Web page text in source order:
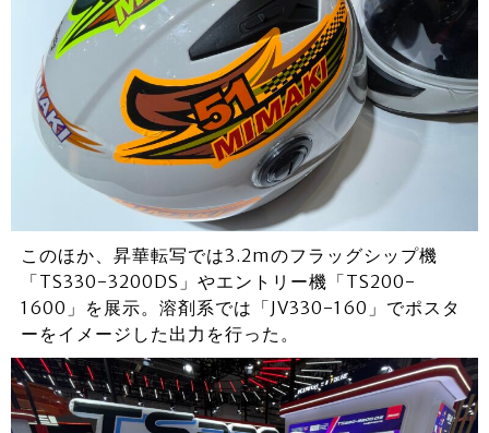
このほか、昇華転写では3.2mのフラッグシップ機
「TS330-3200DS」やエントリー機「TS200-
1600」を展示。溶剤系では「JV330-160」でポスタ
ーをイメージした出力を行った。